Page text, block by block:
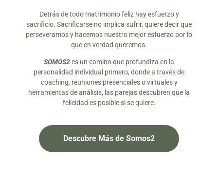
Detrás de todo matrimonio feliz hay esfuerzo y
sacrificio. Sacrificarse no implica sufrir, quiere decir que
perseveramos y hacemos nuestro mejor esfuerzo por lo
que en verdad queremos.
SOMOS2es un camino que profundiza en la
personalidad individual primero, donde a través de
coaching, reuniones presenciales o virtuales y
herramientas de análisis, las parejas descubren que la
felicidad es posible si se quiere.
Descubre Más de Somos2